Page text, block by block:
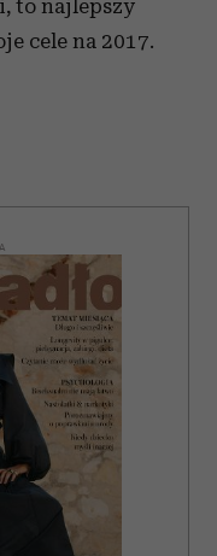
podczas
to najlepszy
cele na 2017.